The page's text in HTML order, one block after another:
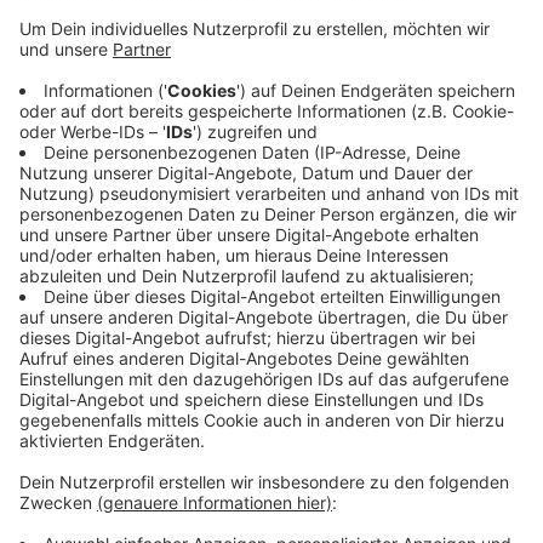
Anzeige
Nach Angaben der Stadtverwaltungen hatten Beamte
des Ordnungsamts gemeinsam mit der Polizei an der
Rheydter Straße in der Nähe des Bahnhofs eine
Gaststätte kontrolliert. Die hatte aktiv für
Sportwetten geworben. Diese Wetten sind allerdings
nur an zertifizierten Stellen erlaubt. Neben den
Sportwetten fanden die Beamten dort außerdem noch
ein illegales Geldspielgerät, Bargeld und verschiedene
Quittungen. Der Fall wird jetzt der Polizei übergeben.
Anzeige